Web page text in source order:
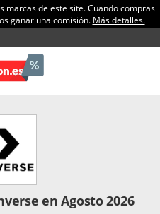
marcas de este site. Cuando compras
ganar una comisión. Más detalles.
en Agosto 2026